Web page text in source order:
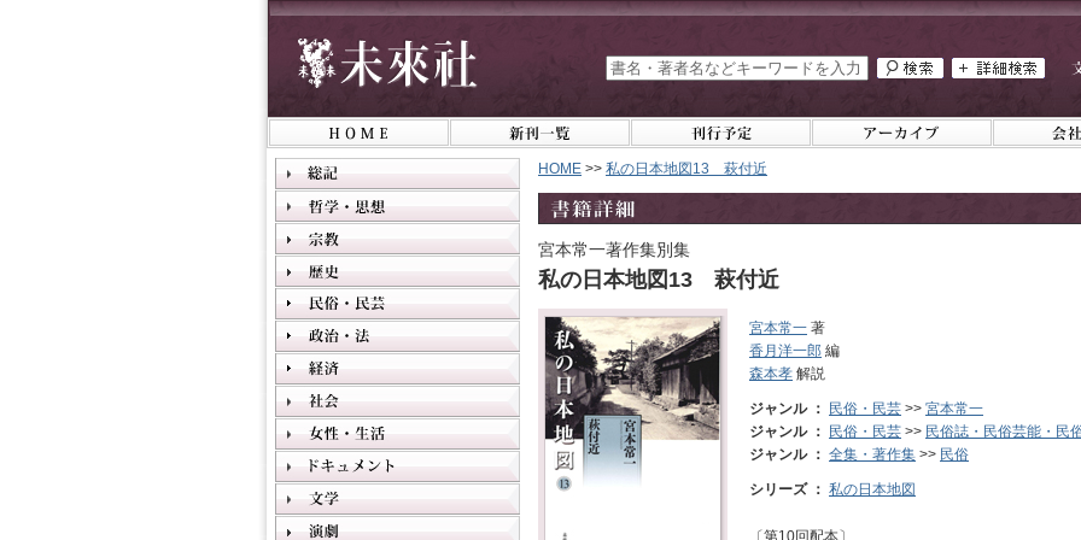
HOME >> 私の日本地図13 萩付近
宮本常一著作集別集
私の日本地図13 萩付近
宮本常一 著
香月洋一郎 編
森本孝 解説
ジャンル ： 民俗・民芸 >> 宮本常一
ジャンル ：
民俗・民芸 >> 民俗誌・民俗芸能・民
ジャンル ： 全集・著作集 >> 民俗
シリーズ ： 私の日本地図
〔第10回配本〕